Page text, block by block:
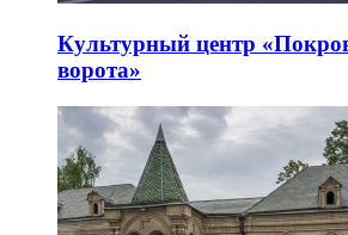
Культурный центр
ворота»